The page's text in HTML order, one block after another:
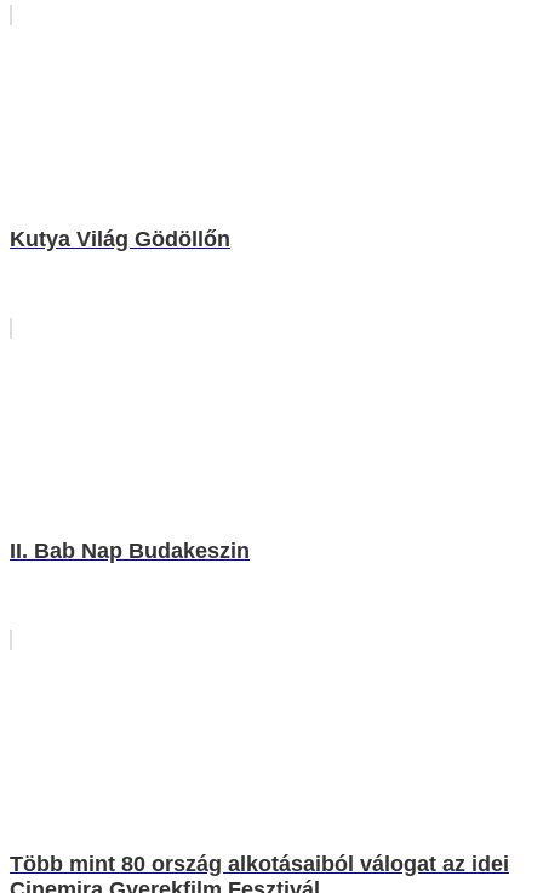
Kutya Világ Gödöllőn
II. Bab Nap Budakeszin
Több mint 80 ország alkotásaiból válogat az idei